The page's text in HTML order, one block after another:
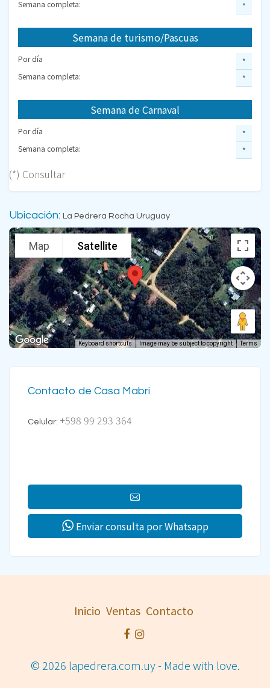
Semana completa:
*
Semana de turismo/Pascuas
Por día
Semana completa:
*
*
Semana de Carnaval
Por día
Semana completa:
*
*
(*) Consultar
Ubicación: La Pedrera Rocha Uruguay
Map Satellite
Keyboard shortcuts Image may be subject to copyright Terms
Contacto de Casa Mabri
Celular: +598 99 293 364
Enviar consulta por Whatsapp
Inicio Ventas Contacto
© 2026 lapedrera.com.uy - Made with love.